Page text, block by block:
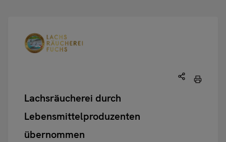
Lachsräucherei durch
Lebensmittelproduzenten
übernommen